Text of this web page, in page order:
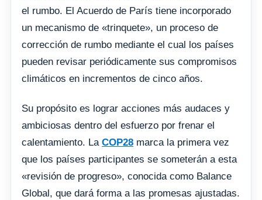
el rumbo. El Acuerdo de París tiene incorporado
un mecanismo de «trinquete», un proceso de
corrección de rumbo mediante el cual los países
pueden revisar periódicamente sus compromisos
climáticos en incrementos de cinco años.
Su propósito es lograr acciones más audaces y
ambiciosas dentro del esfuerzo por frenar el
calentamiento. La COP28 marca la primera vez
que los países participantes se someterán a esta
«revisión de progreso», conocida como Balance
Global, que dará forma a las promesas ajustadas.